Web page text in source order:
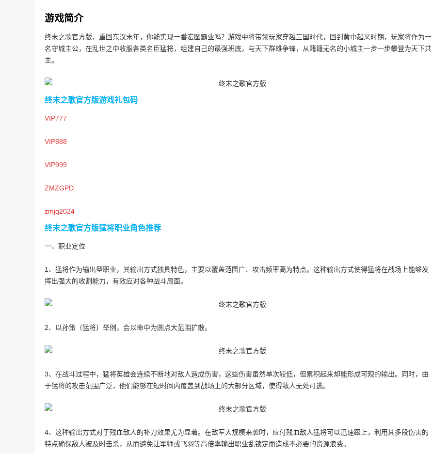
游戏简介
终末之歌官方版，重回东汉末年，你能实现一番宏图霸业吗？游戏中将带领玩家穿越三国时代，回到黄巾起义时期，玩家将作为一
名守城主公，在乱世之中收服各类名臣猛将，组建自己的最强班底，与天下群雄争锋，从籍籍无名的小城主一步一步攀登为天下共
主。
终末之歌官方版游戏礼包码
VIP777
VIP888
VIP999
ZMZGPD
zmjq2024
终末之歌官方版猛将职业角色推荐
一、职业定位
1、猛将作为输出型职业，其输出方式独具特色，主要以覆盖范围广、攻击频率高为特点。这种输出方式使得猛将在战场上能够发
挥出强大的收割能力，有效应对各种战斗局面。
2、以孙策（猛将）举例，会以命中为圆点大范围扩散。
3、在战斗过程中，猛将英雄会连续不断地对敌人造成伤害，这些伤害虽然单次较低，但累积起来却能形成可观的输出。同时，由
于猛将的攻击范围广泛，他们能够在短时间内覆盖到战场上的大部分区域，使得敌人无处可逃。
4、这种输出方式对于残血敌人的补刀效果尤为显着。在敌军大规模来袭时，应付残血敌人猛将可以迅速跟上，利用其多段伤害的
特点确保敌人被及时击杀，从而避免让军师或飞羽等高倍率输出职业乱锁定而造成不必要的资源浪费。